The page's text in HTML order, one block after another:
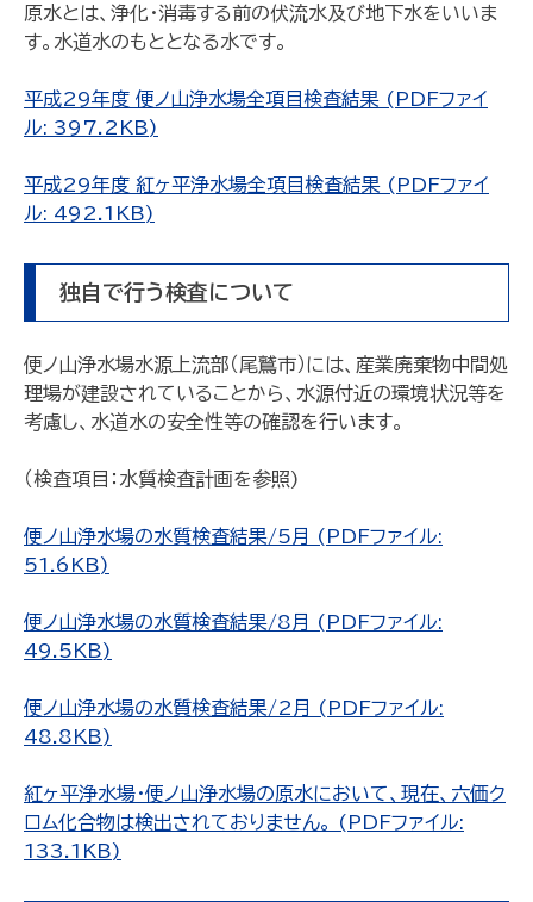
原水とは、浄化・消毒する前の伏流水及び地下水をいいま
す。水道水のもととなる水です。
平成29年度 便ノ山浄水場全項目検査結果 (PDFファイ
ル: 397.2KB)
平成29年度 紅ヶ平浄水場全項目検査結果 (PDFファイ
ル: 492.1KB)
独自で行う検査について
便ノ山浄水場水源上流部（尾鷲市）には、産業廃棄物中間処
理場が建設されていることから、水源付近の環境状況等を
考慮し、水道水の安全性等の確認を行います。
（検査項目：水質検査計画を参照)
便ノ山浄水場の水質検査結果/5月 (PDFファイル:
51.6KB)
便ノ山浄水場の水質検査結果/8月 (PDFファイル:
49.5KB)
便ノ山浄水場の水質検査結果/2月 (PDFファイル:
48.8KB)
紅ヶ平浄水場・便ノ山浄水場の原水において、現在、六価ク
ロム化合物は検出されておりません。 (PDFファイル:
133.1KB)